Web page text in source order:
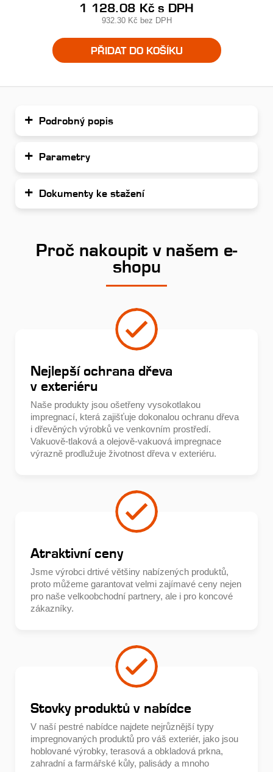
1 128.08 Kč s DPH
932.30 Kč bez DPH
PŘIDAT DO KOŠÍKU
Podrobný popis
Parametry
Dokumenty ke stažení
Proč nakoupit v našem e-
shopu
Nejlepší ochrana dřeva
v exteriéru
Naše produkty jsou ošetřeny vysokotlakou
impregnací, která zajišťuje dokonalou ochranu dřeva
i dřevěných výrobků ve venkovním prostředí.
Vakuově-tlaková a olejově-vakuová impregnace
výrazně prodlužuje životnost dřeva v exteriéru.
Atraktivní ceny
Jsme výrobci drtivé většiny nabízených produktů,
proto můžeme garantovat velmi zajímavé ceny nejen
pro naše velkoobchodní partnery, ale i pro koncové
zákazníky.
Stovky produktů v nabídce
V naší pestré nabídce najdete nejrůznější typy
impregnovaných produktů pro váš exteriér, jako jsou
hoblované výrobky, terasová a obkladová prkna,
zahradní a farmářské kůly, palisády a mnoho